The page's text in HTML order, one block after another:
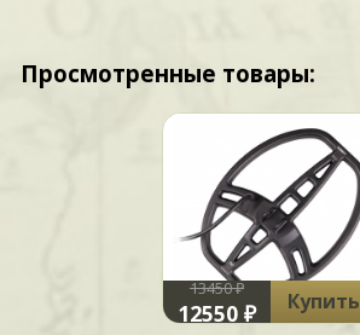
Просмотренные товары:
13450 ₽
12550 ₽
Купить